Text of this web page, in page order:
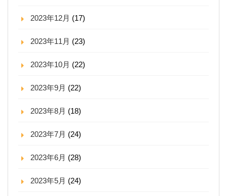
2023年12月 (17)
2023年11月 (23)
2023年10月 (22)
2023年9月 (22)
2023年8月 (18)
2023年7月 (24)
2023年6月 (28)
2023年5月 (24)